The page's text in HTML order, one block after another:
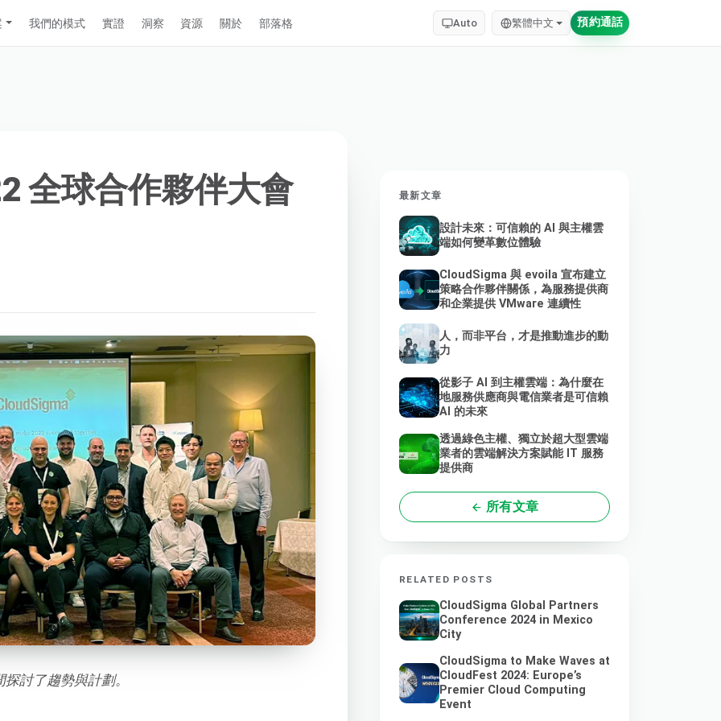
我們的模式 實證 洞察 資源 關於 部落格 Auto 繁體中文 預約通話
全球合作夥伴大會
討了趨勢與計劃。
最新文章
設計未來：可信賴的 AI 與主權雲
端如何變革數位體驗
CloudSigma 與 evoila 宣布建立
策略合作夥伴關係，為服務提供商
和企業提供 VMware 連續性
人，而非平台，才是推動進步的動
力
從影子 AI 到主權雲端：為什麼在
地服務供應商與電信業者是可信賴
AI 的未來
透過綠色主權、獨立於超大型雲端
業者的雲端解決方案賦能 IT 服務
提供商
所有文章
RELATED POSTS
CloudSigma Global Partners
Conference 2024 in Mexico
City
CloudSigma to Make Waves at
CloudFest 2024: Europe’s
Premier Cloud Computing
Event